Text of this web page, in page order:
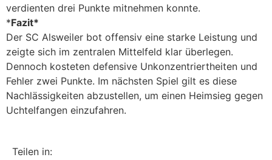
verdienten drei Punkte mitnehmen konnte.
*Fazit*
Der SC Alsweiler bot offensiv eine starke Leistung und
zeigte sich im zentralen Mittelfeld klar überlegen.
Dennoch kosteten defensive Unkonzentriertheiten und
Fehler zwei Punkte. Im nächsten Spiel gilt es diese
Nachlässigkeiten abzustellen, um einen Heimsieg gegen
Uchtelfangen einzufahren.
Teilen in: